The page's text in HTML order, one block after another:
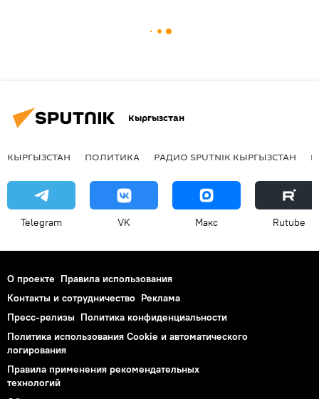
Кыргызстан
КЫРГЫЗСТАН ПОЛИТИКА РАДИО SPUTNIK КЫРГЫЗСТАН
Telegram VK Макс Rutube
О проекте Правила использования
Контакты и сотрудничество Реклама
Пресс-релизы Политика конфиденциальности
Политика использования Cookie и автоматического
логирования
Правила применения рекомендательных
технологий